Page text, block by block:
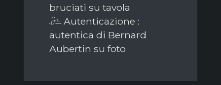
bruciati su tavola
Autenticazione :
autentica di Bernard
Aubertin su foto